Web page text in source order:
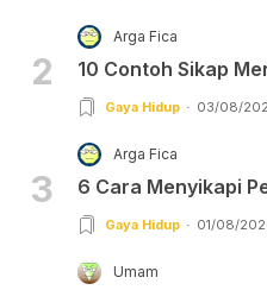
2
Arga Fica
10 Contoh Sikap
Gaya Hidup 03/08/
3
Arga Fica
6 Cara Menyikapi
Gaya Hidup 01/08/
Umam